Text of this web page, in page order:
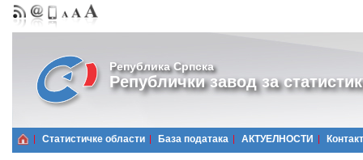
Република Српска
Републички завод за
Статистичке области Базa података АКТУЕЛНОСТИ Контакт